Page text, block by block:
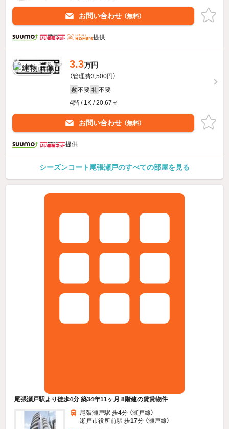
お問い合わせ （無料）
提供
3.3万円
（管理費3,500円）
敷 不要 礼 不要
4階 / 1K / 20.67㎡
お問い合わせ （無料）
提供
シーズンコート尾張瀬戸のすべての部屋を見る
尾張瀬戸駅より徒歩4分 築34年11ヶ月 8階建の賃貸物件
尾張瀬戸駅 歩4分 （瀬戸線）
瀬戸市役所前駅 歩17分 （瀬戸線）